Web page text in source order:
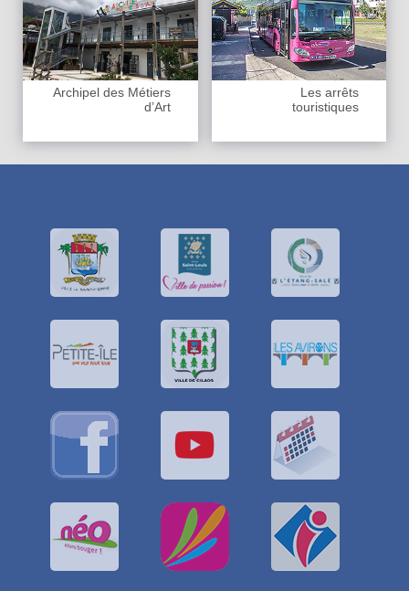
Archipel des Métiers
d’Art
Les arrêts
touristiques